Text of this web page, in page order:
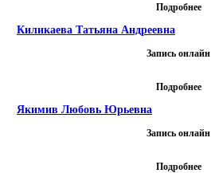
Подробнее
Киликаева Татьяна Андреевна
Запись онлайн
Подробнее
Якимив Любовь Юрьевна
Запись онлайн
Подробнее